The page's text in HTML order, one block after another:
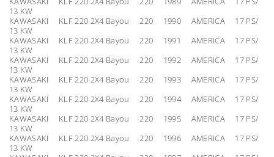
13 KW
KAWASAKI KLF 220 2X4 Bayou 220 1990 AMERICA 17 PS/
13 KW
KAWASAKI KLF 220 2X4 Bayou 220 1991 AMERICA 17 PS/
13 KW
KAWASAKI KLF 220 2X4 Bayou 220 1992 AMERICA 17 PS/
13 KW
KAWASAKI KLF 220 2X4 Bayou 220 1993 AMERICA 17 PS/
13 KW
KAWASAKI KLF 220 2X4 Bayou 220 1994 AMERICA 17 PS/
13 KW
KAWASAKI KLF 220 2X4 Bayou 220 1995 AMERICA 17 PS/
13 KW
KAWASAKI KLF 220 2X4 Bayou 220 1996 AMERICA 17 PS/
13 KW